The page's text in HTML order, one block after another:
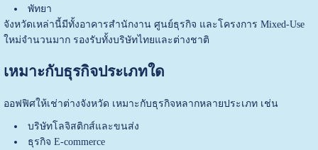
พัทยา
จังหวัดเหล่านี้มีทั้งอาคารสำนักงาน ศูนย์ธุรกิจ และโครงการ Mixed-Use
ใหม่จำนวนมาก รองรับทั้งบริษัทไทยและต่างชาติ
เหมาะกับธุรกิจประเภทใด
ออฟฟิศให้เช่าต่างจังหวัด เหมาะกับธุรกิจหลากหลายประเภท เช่น
บริษัทโลจิสติกส์และขนส่ง
ธุรกิจ E-commerce